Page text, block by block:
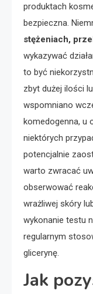
produktach
bezpieczna.
stężeniach,
wykazywać
to być
zbyt dużej ilości
wspomniano
komedogenna, u
niektórych
potencjalnie
warto zwracać
obserwować
wrażliwej skóry
wykonanie testu
regularnym
glicerynę.
Jak